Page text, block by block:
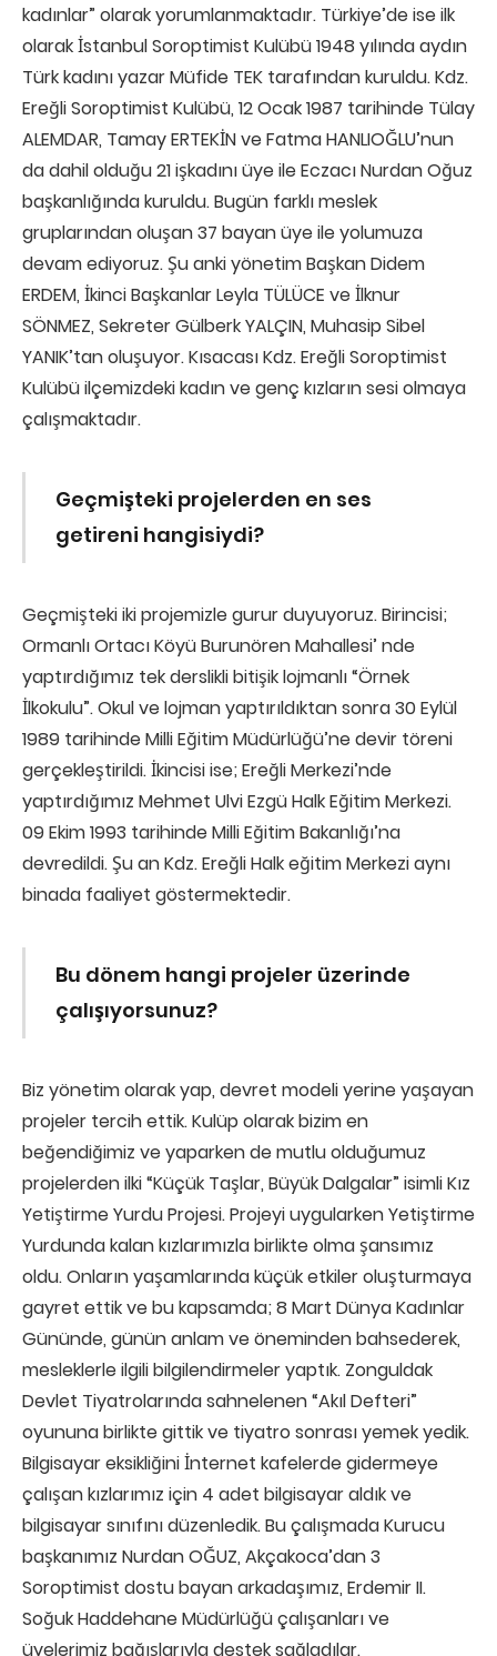
kadınlar” olarak yorumlanmaktadır. Türkiye’de ise ilk
olarak İstanbul Soroptimist Kulübü 1948 yılında aydın
Türk kadını yazar Müfide TEK tarafından kuruldu. Kdz.
Ereğli Soroptimist Kulübü, 12 Ocak 1987 tarihinde Tülay
ALEMDAR, Tamay ERTEKİN ve Fatma HANLIOĞLU’nun
da dahil olduğu 21 işkadını üye ile Eczacı Nurdan Oğuz
başkanlığında kuruldu. Bugün farklı meslek
gruplarından oluşan 37 bayan üye ile yolumuza
devam ediyoruz. Şu anki yönetim Başkan Didem
ERDEM, İkinci Başkanlar Leyla TÜLÜCE ve İlknur
SÖNMEZ, Sekreter Gülberk YALÇIN, Muhasip Sibel
YANIK’tan oluşuyor. Kısacası Kdz. Ereğli Soroptimist
Kulübü ilçemizdeki kadın ve genç kızların sesi olmaya
çalışmaktadır.
Geçmişteki projelerden en ses
getireni hangisiydi?
Geçmişteki iki projemizle gurur duyuyoruz. Birincisi;
Ormanlı Ortacı Köyü Burunören Mahallesi’ nde
yaptırdığımız tek derslikli bitişik lojmanlı “Örnek
İlkokulu”. Okul ve lojman yaptırıldıktan sonra 30 Eylül
1989 tarihinde Milli Eğitim Müdürlüğü’ne devir töreni
gerçekleştirildi. İkincisi ise; Ereğli Merkezi’nde
yaptırdığımız Mehmet Ulvi Ezgü Halk Eğitim Merkezi.
09 Ekim 1993 tarihinde Milli Eğitim Bakanlığı’na
devredildi. Şu an Kdz. Ereğli Halk eğitim Merkezi aynı
binada faaliyet göstermektedir.
Bu dönem hangi projeler üzerinde
çalışıyorsunuz?
Biz yönetim olarak yap, devret modeli yerine yaşayan
projeler tercih ettik. Kulüp olarak bizim en
beğendiğimiz ve yaparken de mutlu olduğumuz
projelerden ilki “Küçük Taşlar, Büyük Dalgalar” isimli Kız
Yetiştirme Yurdu Projesi. Projeyi uygularken Yetiştirme
Yurdunda kalan kızlarımızla birlikte olma şansımız
oldu. Onların yaşamlarında küçük etkiler oluşturmaya
gayret ettik ve bu kapsamda; 8 Mart Dünya Kadınlar
Gününde, günün anlam ve öneminden bahsederek,
mesleklerle ilgili bilgilendirmeler yaptık. Zonguldak
Devlet Tiyatrolarında sahnelenen “Akıl Defteri”
oyununa birlikte gittik ve tiyatro sonrası yemek yedik.
Bilgisayar eksikliğini İnternet kafelerde gidermeye
çalışan kızlarımız için 4 adet bilgisayar aldık ve
bilgisayar sınıfını düzenledik. Bu çalışmada Kurucu
başkanımız Nurdan OĞUZ, Akçakoca’dan 3
Soroptimist dostu bayan arkadaşımız, Erdemir II.
Soğuk Haddehane Müdürlüğü çalışanları ve
üyelerimiz bağışlarıyla destek sağladılar.